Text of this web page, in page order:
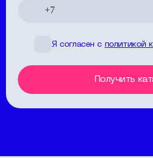
Я согласен с политикой
Получить